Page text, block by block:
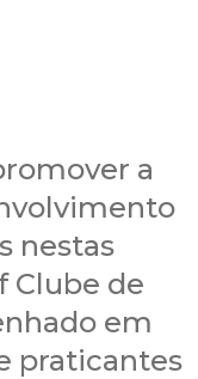
a
nestas
Clube de
em
praticantes